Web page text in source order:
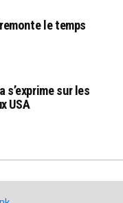
le temps
s’exprime sur les
USA